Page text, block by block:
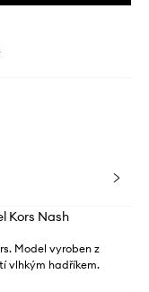
Kors Nash
Model vyroben z
vlhkým hadříkem.